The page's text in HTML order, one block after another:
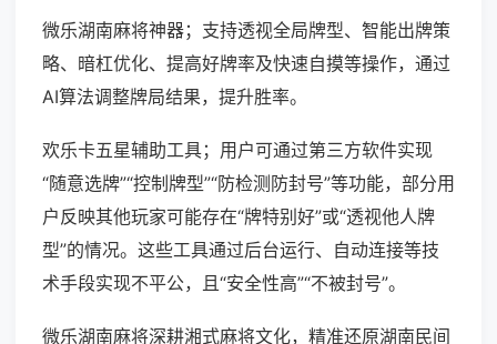
微乐湖南麻将神器；支持透视全局牌型、智能出牌策
略、暗杠优化、提高好牌率及快速自摸等操作，通过
AI算法调整牌局结果，提升胜率。
欢乐卡五星辅助工具；用户可通过第三方软件实现
“随意选牌”“控制牌型”“防检测防封号”等功能，部分用
户反映其他玩家可能存在“牌特别好”或“透视他人牌
型”的情况。这些工具通过后台运行、自动连接等技
术手段实现不平公，且“安全性高”“不被封号”。
微乐湖南麻将深耕湘式麻将文化，精准还原湖南民间